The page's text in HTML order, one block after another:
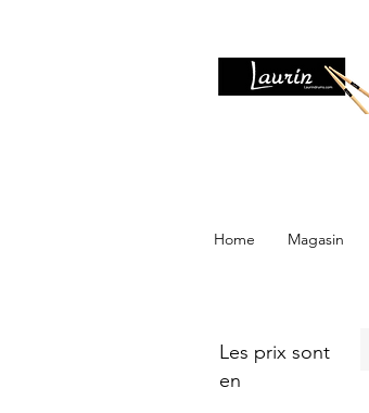
Home Magasin
Les prix sont
en